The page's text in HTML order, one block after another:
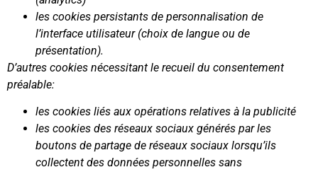
les cookies persistants de personnalisation de
l’interface utilisateur (choix de langue ou de
présentation).
D’autres cookies nécessitant le recueil du consentement
préalable:
les cookies liés aux opérations relatives à la publicité
les cookies des réseaux sociaux générés par les
boutons de partage de réseaux sociaux lorsqu’ils
collectent des données personnelles sans